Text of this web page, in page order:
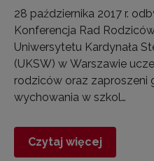
28 października 2017 r.
Konferencja Rad
Uniwersytetu Kardynała
(UKSW) w Warszawie
rodziców oraz zaproszeni
wychowania w szkol…
Czytaj więcej